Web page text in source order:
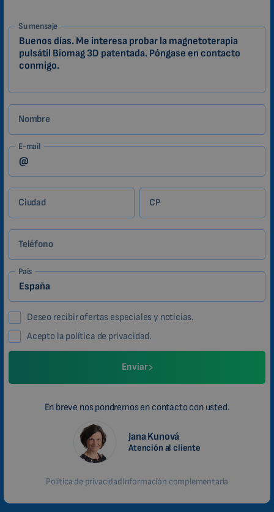
1-
ES
Zákazník
Su mensaje
Nombre
E-mail
Ciudad CP
Teléfono
País
Deseo recibir ofertas especiales y noticias.
Acepto la política de privacidad.
Enviar
En breve nos pondremos en contacto con usted.
Jana Kunová
Atención al cliente
Política de privacidadInformación complementaria